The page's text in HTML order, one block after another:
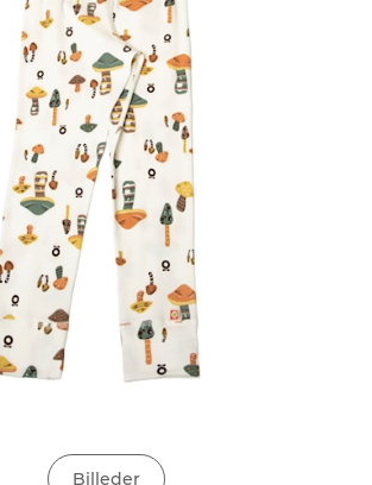
Billeder